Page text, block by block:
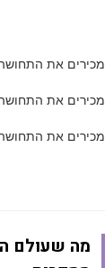
מכירים את
מכירים את
מכירים את
מה שעולם